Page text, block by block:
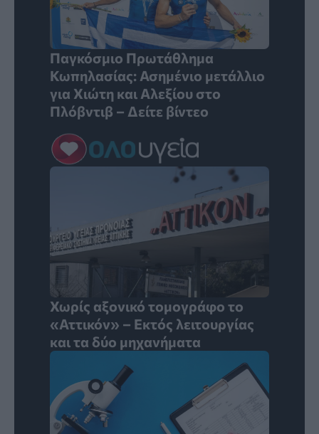
Παγκόσμιο Πρωτάθλημα
Κωπηλασίας: Ασημένιο μετάλλιο
για Χιώτη και Αλεξίου στο
Πλόβντιβ – Δείτε βίντεο
Χωρίς αξονικό τομογράφο το
«Αττικόν» – Εκτός λειτουργίας
και τα δύο μηχανήματα